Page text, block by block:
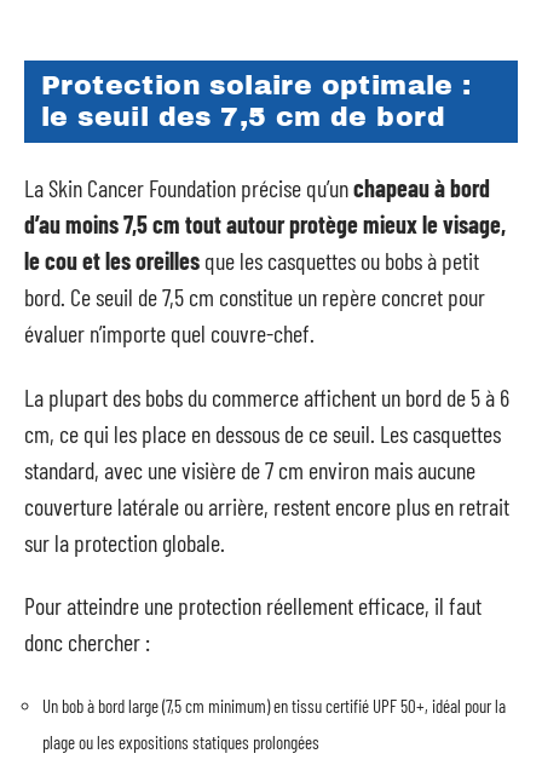
Protection solaire optimale :
le seuil des 7,5 cm de bord
La Skin Cancer Foundation précise qu’unchapeau à bord
d’au moins 7,5 cm tout autour protège mieux le visage,
le cou et les oreilles que les casquettes ou bobs à petit
bord. Ce seuil de 7,5 cm constitue un repère concret pour
évaluer n’importe quel couvre-chef.
La plupart des bobs du commerce affichent un bord de 5 à 6
cm, ce qui les place en dessous de ce seuil. Les casquettes
standard, avec une visière de 7 cm environ mais aucune
couverture latérale ou arrière, restent encore plus en retrait
sur la protection globale.
Pour atteindre une protection réellement efficace, il faut
donc chercher :
Un bob à bord large (7,5 cm minimum) en tissu certifié UPF 50+, idéal pour la
plage ou les expositions statiques prolongées